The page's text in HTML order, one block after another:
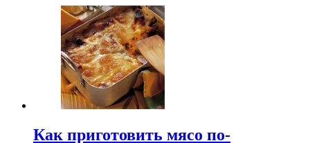
Как приготовить мясо по-